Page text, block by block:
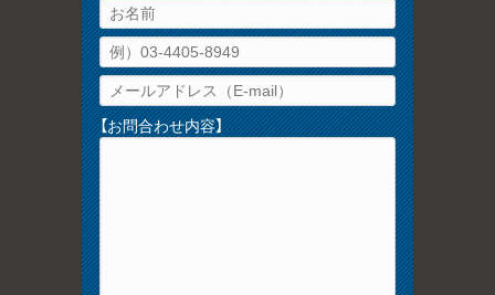
【お問合わせ内容】